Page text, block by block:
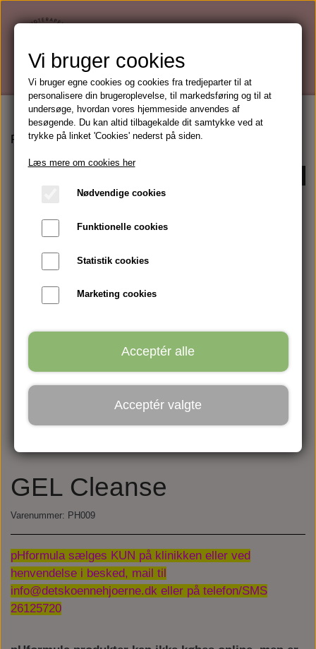
Forside GEL Cleanse
GEL Cleanse
Varenummer: PH009
pHformula sælges KUN på klinikken eller ved
henvendelse i besked, mail til
info@detskoennehjoerne.dk eller på telefon/SMS
26125720
Vi bruger cookies
Vi bruger egne cookies og cookies fra tredjeparter til at
personalisere din brugeroplevelse, til markedsføring og til at
undersøge, hvordan vores hjemmeside anvendes af
besøgende. Du kan altid tilbagekalde dit samtykke ved at
trykke på linket 'Cookies' nederst på siden.
Læs mere om cookies her
Nødvendige cookies
Funktionelle cookies
Statistik cookies
Marketing cookies
Acceptér alle
Acceptér valgte